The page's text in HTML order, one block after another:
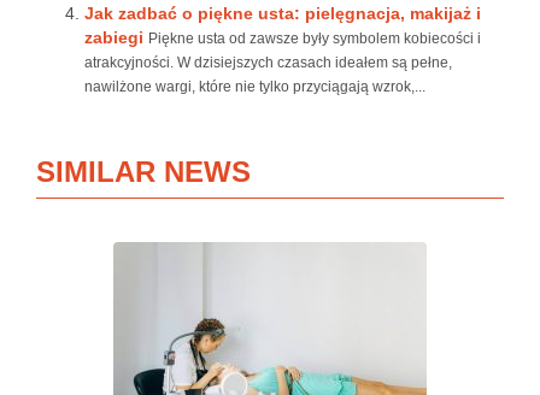
Jak zadbać o piękne usta: pielęgnacja, makijaż i
zabiegi Piękne usta od zawsze były symbolem kobiecości i
atrakcyjności. W dzisiejszych czasach ideałem są pełne,
nawilżone wargi, które nie tylko przyciągają wzrok,...
SIMILAR NEWS